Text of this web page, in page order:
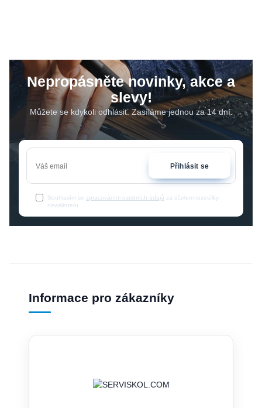
Nepropásněte novinky, akce a
slevy!
Můžete se kdykoli odhlásit. Zasíláme jednou za 14 dní.
Přihlásit se
Souhlasím se zpracováním osobních údajů za účelem rozesílky
newsletteru.
Informace pro zákazníky